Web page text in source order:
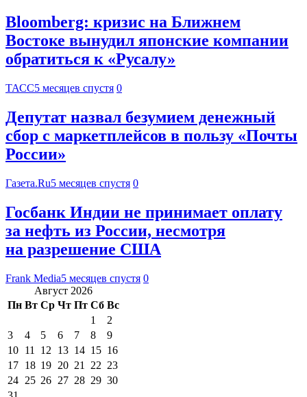
Bloomberg: кризис на Ближнем
Востоке вынудил японские компании
обратиться к «Русалу»
ТАСС5 месяцев спустя 0
Депутат назвал безумием денежный
сбор с маркетплейсов в пользу «Почты
России»
Газета.Ru5 месяцев спустя 0
Госбанк Индии не принимает оплату
за нефть из России, несмотря
на разрешение США
Frank Media5 месяцев спустя 0
Август 2026
Пн Вт Ср Чт Пт Сб Вс
1
2
3
4 5 6 7 8
9
10 11 12 13 14 15 16
17 18 19 20 21 22 23
24 25 26 27 28 29 30